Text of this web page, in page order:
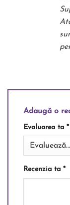
Adaugă o
Evaluarea ta *
Recenzia ta *